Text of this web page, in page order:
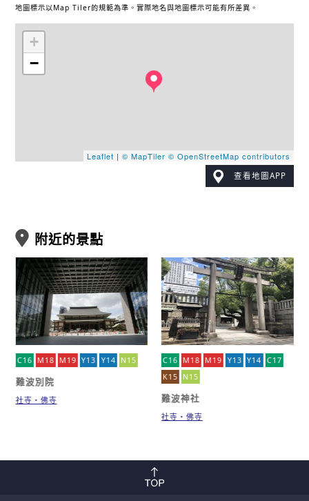
地圖標示以Map Tiler的規範為準。實際地名與地圖標示可能有所差異。
+
−
Leaflet | © MapTiler © OpenStreetMap contributors
查看地圖APP
附近的景點
C16 M18 M19 Y13 Y14 N15
難波別院
社寺・佛寺
C16 M18 M19 Y13 Y14 C17
K15 N15
難波神社
社寺・佛寺